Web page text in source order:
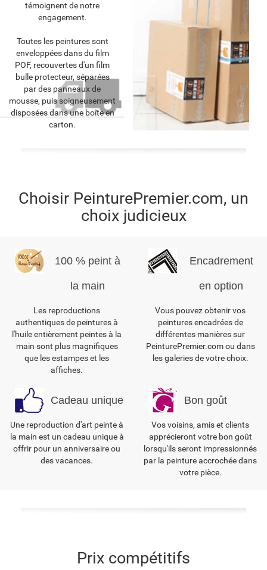
témoignent de notre
engagement.
Toutes les peintures sont
enveloppées dans du film
POF, recouvertes d'un film
bulle protecteur, séparées
par des panneaux de
mousse, puis soigneusement
disposées dans une boîte en
carton.
Choisir PeinturePremier.com, un
choix judicieux
100 % peint à
la main
Les reproductions
authentiques de peintures à
l'huile entièrement peintes à la
main sont plus magnifiques
que les estampes et les
affiches.
Encadrement
en option
Vous pouvez obtenir vos
peintures encadrées de
différentes manières sur
PeinturePremier.com ou dans
les galeries de votre choix.
Cadeau unique
Une reproduction d'art peinte à
la main est un cadeau unique à
offrir pour un anniversaire ou
des vacances.
Bon goût
Vos voisins, amis et clients
apprécieront votre bon goût
lorsqu'ils seront impressionnés
par la peinture accrochée dans
votre pièce.
Prix compétitifs